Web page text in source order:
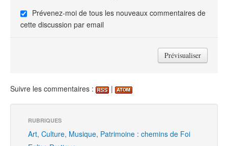
Prévenez-moi de tous les nouveaux commentaires de
cette discussion par email
Suivre les commentaires : |
RUBRIQUES
Art, Culture, Musique, Patrimoine : chemins de Foi